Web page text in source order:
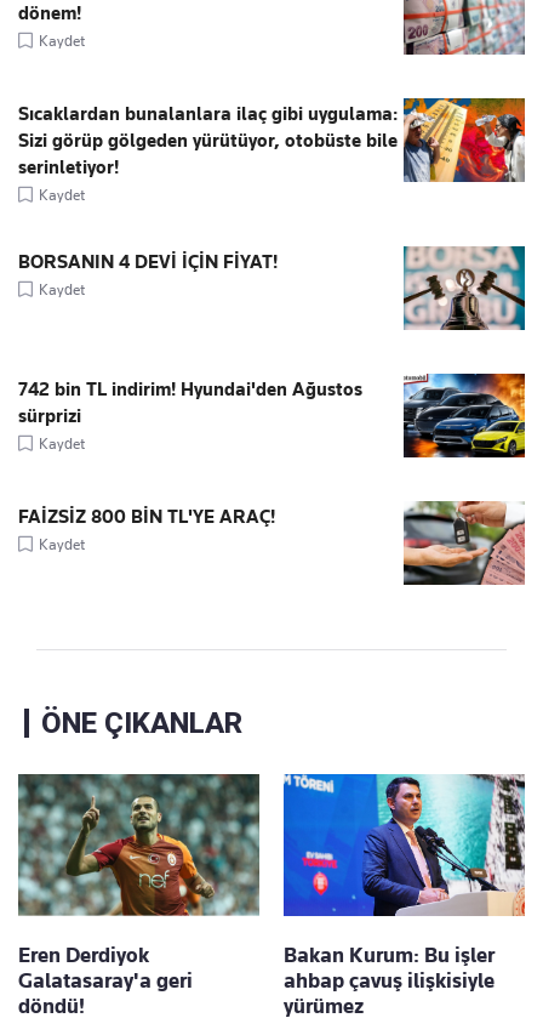
dönem!
Kaydet
Sıcaklardan bunalanlara ilaç gibi uygulama:
Sizi görüp gölgeden yürütüyor, otobüste bile
serinletiyor!
Kaydet
BORSANIN 4 DEVİ İÇİN FİYAT!
Kaydet
742 bin TL indirim! Hyundai'den Ağustos
sürprizi
Kaydet
FAİZSİZ 800 BİN TL'YE ARAÇ!
Kaydet
ÖNE ÇIKANLAR
Eren Derdiyok
Galatasaray'a geri
döndü!
Bakan Kurum: Bu işler
ahbap çavuş ilişkisiyle
yürümez